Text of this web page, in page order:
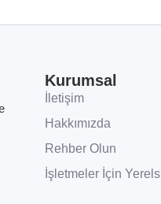
Kurumsal
İletişim
Hakkımızda
Rehber Olun
İşletmeler İçin Yerels